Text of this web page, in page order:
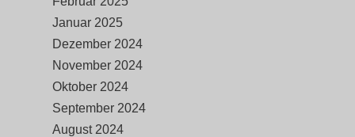
Januar 2025
Dezember 2024
November 2024
Oktober 2024
September 2024
August 2024